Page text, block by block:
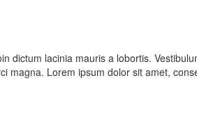
dictum lacinia mauris a lobortis.
magna. Lorem ipsum dolor sit amet,